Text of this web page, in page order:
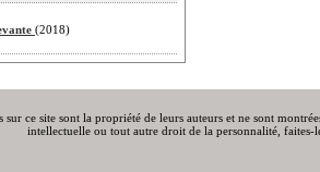
(2018)
sur ce site sont la propriété de leurs auteurs et ne sont
intellectuelle ou tout autre droit de la personnalité,